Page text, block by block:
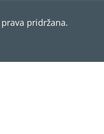
pridržana.